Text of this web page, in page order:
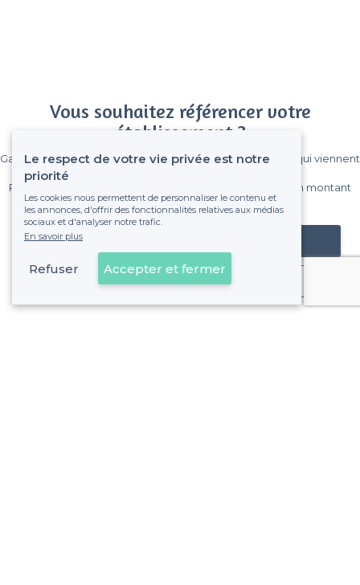
Vous souhaitez référencer votre
établissement ?
Gagnez de nombreux clients parmi le million de visiteurs qui viennent
Pas de commissions et sans engagement, vous payez un montant
fixe sans risque de voir déraper la facture.
Référencer mon établissement
Déjà client
Le respect de votre vie privée est notre
priorité
Les cookies nous permettent de personnaliser le contenu et
les annonces, d'offrir des fonctionnalités relatives aux médias
sociaux et d'analyser notre trafic.
En savoir plus
Refuser Accepter et fermer